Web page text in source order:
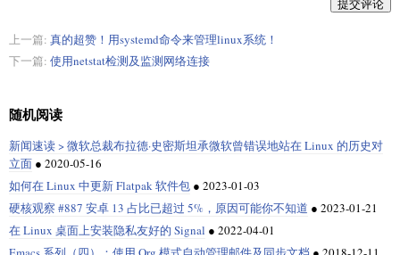
提交评论
上一篇: 真的超赞！用systemd命令来管理linux系统！
下一篇: 使用netstat检测及监测网络连接
随机阅读
新闻速读 > 微软总裁布拉德·史密斯坦承微软曾错误地站在 Linux 的历史对
立面 ● 2020-05-16
如何在 Linux 中更新 Flatpak 软件包 ● 2023-01-03
硬核观察 #887 安卓 13 占比已超过 5%，原因可能你不知道 ● 2023-01-21
在 Linux 桌面上安装隐私友好的 Signal ● 2022-04-01